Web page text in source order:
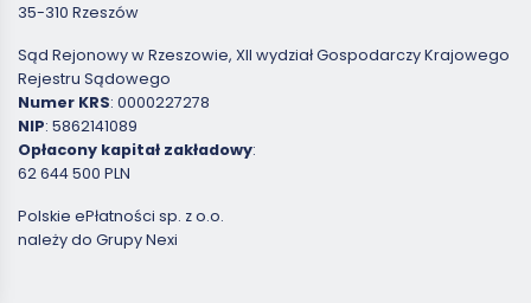
35-310 Rzeszów
Sąd Rejonowy w Rzeszowie, XII wydział Gospodarczy Krajowego
Rejestru Sądowego
Numer KRS: 0000227278
NIP: 5862141089
Opłacony kapitał zakładowy:
62 644 500 PLN
Polskie ePłatności sp. z o.o.
należy do Grupy Nexi